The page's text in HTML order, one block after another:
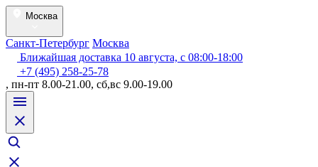
Москва
Санкт-Петербург Москва
Ближайшая доставка 10 августа, с 08:00-18:00
+7 (495) 258-25-78
, пн-пт 8.00-21.00, сб,вс 9.00-19.00